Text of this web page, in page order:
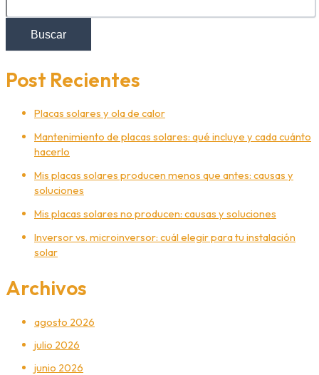
Buscar
Post Recientes
Placas solares y ola de calor
Mantenimiento de placas solares: qué incluye y cada cuánto
hacerlo
Mis placas solares producen menos que antes: causas y
soluciones
Mis placas solares no producen: causas y soluciones
Inversor vs. microinversor: cuál elegir para tu instalación
solar
Archivos
agosto 2026
julio 2026
junio 2026